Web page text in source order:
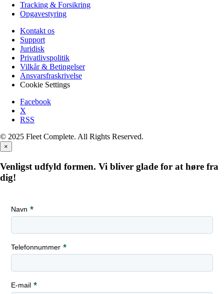
Tracking & Forsikring
Opgavestyring
Kontakt os
Support
Juridisk
Privatlivspolitik
Vilkår & Betingelser
Ansvarsfraskrivelse
Cookie Settings
Facebook
X
RSS
© 2025 Fleet Complete. All Rights Reserved.
×
Venligst udfyld formen. Vi bliver glade for at høre fra
dig!